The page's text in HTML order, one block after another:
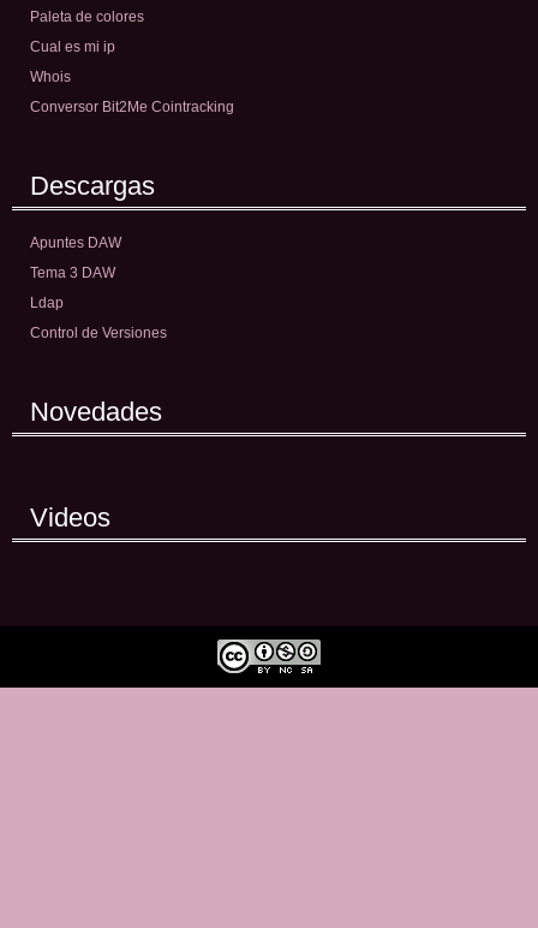
Paleta de colores
Cual es mi ip
Whois
Conversor Bit2Me Cointracking
Descargas
Apuntes DAW
Tema 3 DAW
Ldap
Control de Versiones
Novedades
Videos